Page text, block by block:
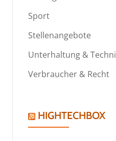
Sport
Stellenangebote
Unterhaltung &
Verbraucher & Recht
HIGHTECHBOX